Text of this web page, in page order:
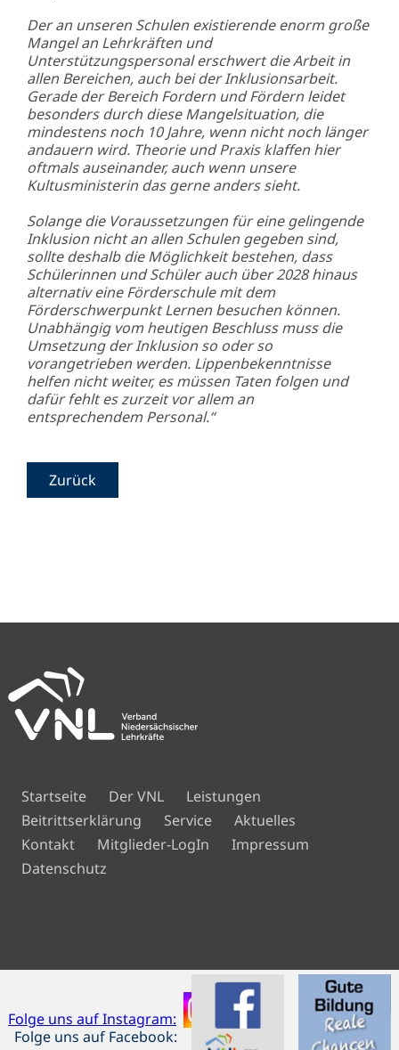
Der an unseren Schulen existierende enorm große
Mangel an Lehrkräften und
Unterstützungspersonal erschwert die Arbeit in
allen Bereichen, auch bei der Inklusionsarbeit.
Gerade der Bereich Fordern und Fördern leidet
besonders durch diese Mangelsituation, die
mindestens noch 10 Jahre, wenn nicht noch länger
andauern wird. Theorie und Praxis klaffen hier
oftmals auseinander, auch wenn unsere
Kultusministerin das gerne anders sieht.
Solange die Voraussetzungen für eine gelingende
Inklusion nicht an allen Schulen gegeben sind,
sollte deshalb die Möglichkeit bestehen, dass
Schülerinnen und Schüler auch über 2028 hinaus
alternativ eine Förderschule mit dem
Förderschwerpunkt Lernen besuchen können.
Unabhängig vom heutigen Beschluss muss die
Umsetzung der Inklusion so oder so
vorangetrieben werden. Lippenbekenntnisse
helfen nicht weiter, es müssen Taten folgen und
dafür fehlt es zurzeit vor allem an
entsprechendem Personal.“
Zurück
Navigation
überspringen
Startseite Der VNL
Leistungen
Beitrittserklärung
Service
Aktuelles
Navigation
überspringen
Kontakt Mitglieder-LogIn
Impressum
Datenschutz
Folge uns auf Instagram:
Folge uns auf Facebook: